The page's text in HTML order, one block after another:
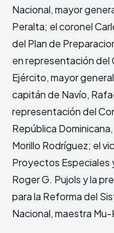
Nacional, mayor
Peralta; el coronel
del Plan de
en representación del
Ejército, mayor
capitán de Navío,
representación del
República
Morillo Rodríguez; el
Proyectos Especiales
Roger G. Pujols y la
para la Reforma del
Nacional, maestra